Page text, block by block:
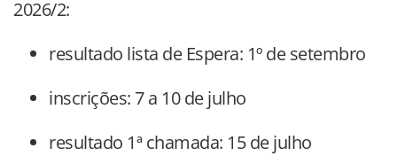
2026/2:
resultado lista de Espera: 1º de setembro
inscrições: 7 a 10 de julho
resultado 1ª chamada: 15 de julho